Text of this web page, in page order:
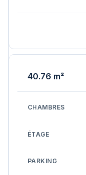
40.76 m²